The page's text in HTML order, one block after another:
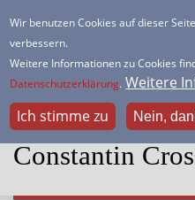
Wir benutzen Cookies auf dieser
verbessern.
Weitere Informationen zu Cookies
Datenschutzerklärung. Weitere
Ich stimme zu
Nein,
zum
Inhalt
Dein freundlicher
Constantin